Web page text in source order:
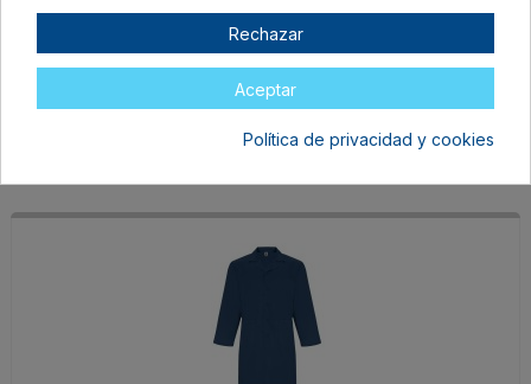
En stock
Rechazar
Aceptar
Política de privacidad y cookies